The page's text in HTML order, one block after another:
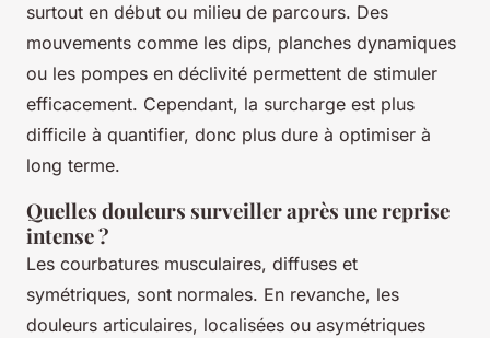
surtout en début ou milieu de parcours. Des
mouvements comme les dips, planches dynamiques
ou les pompes en déclivité permettent de stimuler
efficacement. Cependant, la surcharge est plus
difficile à quantifier, donc plus dure à optimiser à
long terme.
Quelles douleurs surveiller après une reprise
intense ?
Les courbatures musculaires, diffuses et
symétriques, sont normales. En revanche, les
douleurs articulaires, localisées ou asymétriques